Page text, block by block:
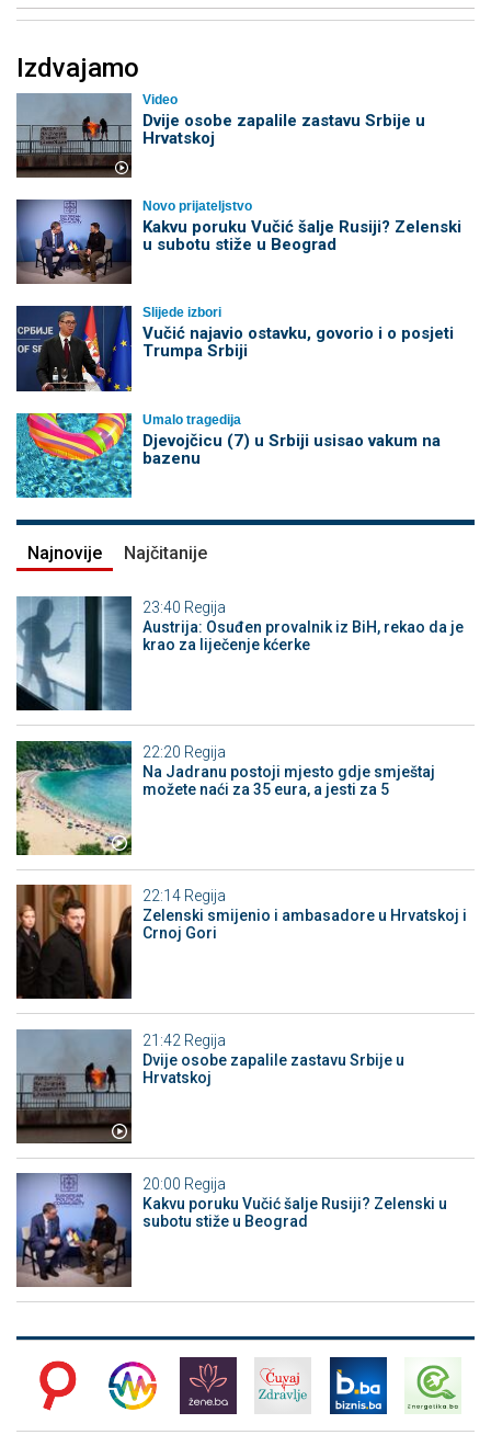
Izdvajamo
Video
Dvije osobe zapalile zastavu Srbije u
Hrvatskoj
Novo prijateljstvo
Kakvu poruku Vučić šalje Rusiji? Zelenski
u subotu stiže u Beograd
Slijede izbori
Vučić najavio ostavku, govorio i o posjeti
Trumpa Srbiji
Umalo tragedija
Djevojčicu (7) u Srbiji usisao vakum na
bazenu
Najnovije Najčitanije
23:40 Regija
Austrija: Osuđen provalnik iz BiH, rekao da je
krao za liječenje kćerke
22:20 Regija
Na Jadranu postoji mjesto gdje smještaj
možete naći za 35 eura, a jesti za 5
22:14 Regija
Zelenski smijenio i ambasadore u Hrvatskoj i
Crnoj Gori
21:42 Regija
Dvije osobe zapalile zastavu Srbije u
Hrvatskoj
20:00 Regija
Kakvu poruku Vučić šalje Rusiji? Zelenski u
subotu stiže u Beograd